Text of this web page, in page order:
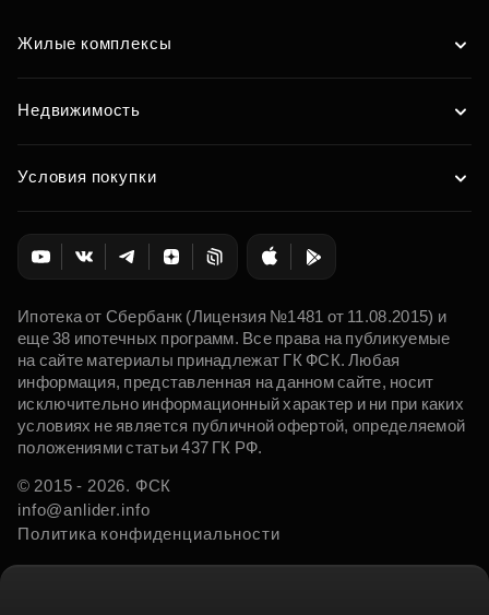
Жилые комплексы
Недвижимость
Условия покупки
Ипотека от Сбербанк (Лицензия №1481 от 11.08.2015) и
еще 38 ипотечных программ. Все права на публикуемые
на сайте материалы принадлежат ГК ФСК. Любая
информация, представленная на данном сайте, носит
исключительно информационный характер и ни при каких
условиях не является публичной офертой, определяемой
положениями статьи 437 ГК РФ.
© 2015 - 2026. ФСК
info@anlider.info
Политика конфиденциальности